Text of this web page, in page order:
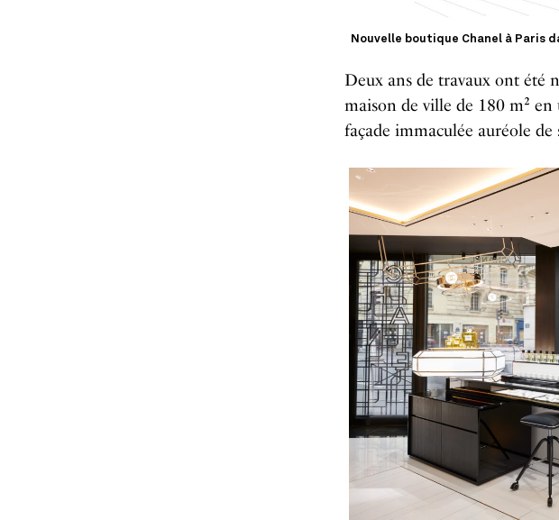
Nouvelle boutique Chanel à Paris
Deux ans de travaux ont été
maison de ville de 180 m²
façade immaculée auréole de